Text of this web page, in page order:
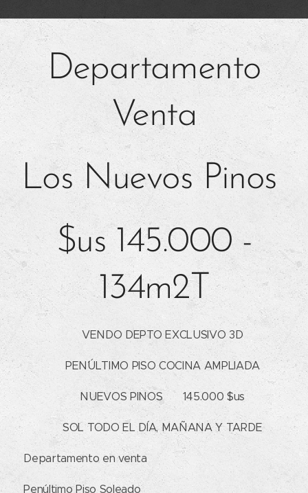
Departamento
Venta
Los Nuevos Pinos
$us 145.000 -
134m2T
🏢 VENDO DEPTO EXCLUSIVO 3D
🌳 PEN´ÚLTIMO PISO COCINA AMPLIADA
📍 NUEVOS PINOS 💵 145.000 $us
🔔 SOL TODO EL DÍA, MAÑANA Y TARDE
✔ Departamento en venta
✔ Penúltimo Piso Soleado